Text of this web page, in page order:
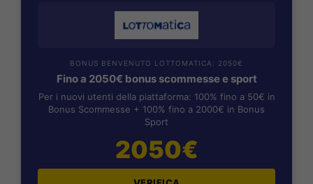
BONUS BENVENUTO LOTTOMATICA: 2050€
Fino a 2050€ bonus scommesse e sport
Per i nuovi utenti della piattaforma: 100% fino a 50€ in
Bonus Scommesse + 100% fino a 2000€ in Bonus
Sport
2050€